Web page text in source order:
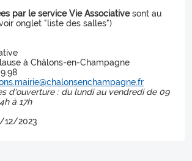
par le service Vie Associativesont au
onglet "liste des salles")
à Châlons-en-Champagne
d'ouverture : du lundi au vendredi de 09
à 17h
12/2023